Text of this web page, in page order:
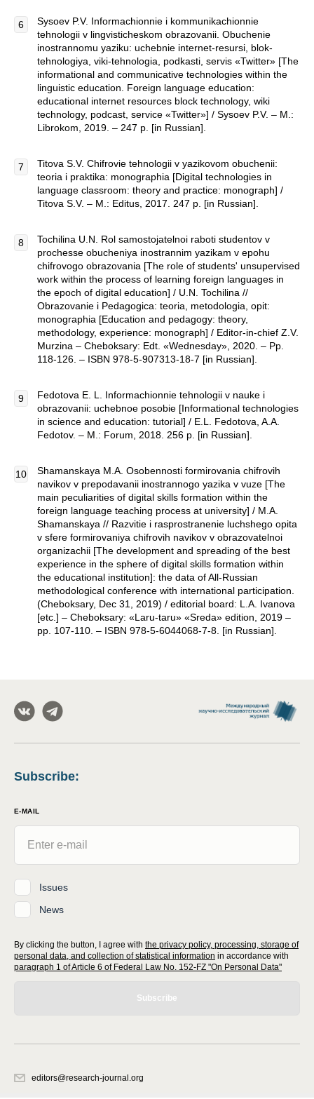
Sysoev P.V. Informachionnie i kommunikachionnie
tehnologii v lingvisticheskom obrazovanii. Obuchenie
inostrannomu yaziku: uchebnie internet-resursi, blok-
tehnologiya, viki-tehnologia, podkasti, servis «Twitter» [The
informational and communicative technologies within the
linguistic education. Foreign language education:
educational internet resources block technology, wiki
technology, podcast, service «Twitter»] / Sysoev P.V. – M.:
Librokom, 2019. – 247 p. [in Russian].
Titova S.V. Chifrovie tehnologii v yazikovom obuchenii:
teoria i praktika: monographia [Digital technologies in
language classroom: theory and practice: monograph] /
Titova S.V. – M.: Editus, 2017. 247 p. [in Russian].
Tochilina U.N. Rol samostojatelnoi raboti studentov v
prochesse obucheniya inostrannim yazikam v epohu
chifrovogo obrazovania [The role of students' unsupervised
work within the process of learning foreign languages in
the epoch of digital education] / U.N. Tochilina //
Obrazovanie i Pedagogica: teoria, metodologia, opit:
monographia [Education and pedagogy: theory,
methodology, experience: monograph] / Editor-in-chief Z.V.
Murzina – Cheboksary: Edt. «Wednesday», 2020. – Pp.
118-126. – ISBN 978-5-907313-18-7 [in Russian].
Fedotova E. L. Informachionnie tehnologii v nauke i
obrazovanii: uchebnoe posobie [Informational technologies
in science and education: tutorial] / E.L. Fedotova, A.A.
Fedotov. – M.: Forum, 2018. 256 p. [in Russian].
Shamanskaya M.A. Osobennosti formirovania chifrovih
navikov v prepodavanii inostrannogo yazika v vuze [The
main peculiarities of digital skills formation within the
foreign language teaching process at university] / M.A.
Shamanskaya // Razvitie i rasprostranenie luchshego opita
v sfere formirovaniya chifrovih navikov v obrazovatelnoi
organizachii [The development and spreading of the best
experience in the sphere of digital skills formation within
the educational institution]: the data of All-Russian
methodological conference with international participation.
(Cheboksary, Dec 31, 2019) / editorial board: L.А. Ivanova
[etc.] – Cheboksary: «Laru-taru» «Sreda» edition, 2019 –
pp. 107-110. – ISBN 978-5-6044068-7-8. [in Russian].
Subscribe:
E-MAIL
Issues
News
By clicking the button, I agree with the privacy policy, processing, storage of
personal data, and collection of statistical information in accordance with
paragraph 1 of Article 6 of Federal Law No. 152-FZ "On Personal Data"
Subscribe
editors@research-journal.org